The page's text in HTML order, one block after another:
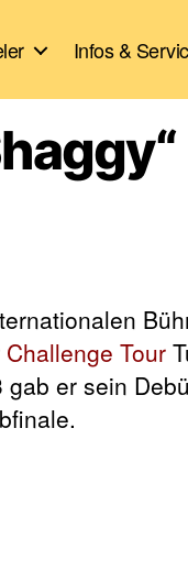
Infos &
Challenge Tour
er sein